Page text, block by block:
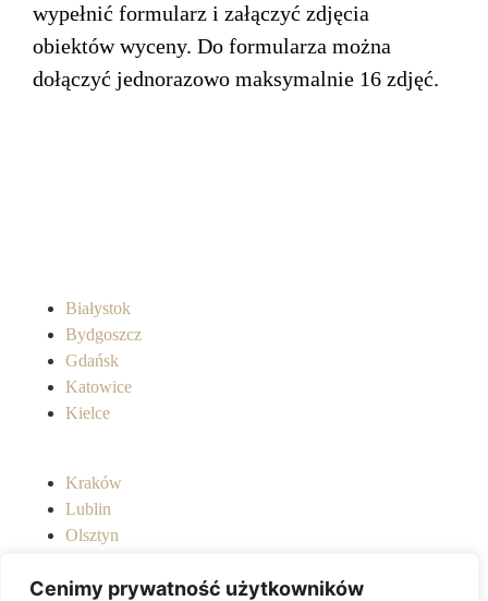
Cenimy prywatność użytkowników
wypełnić formularz i załączyć zdjęcia
obiektów wyceny. Do formularza można
dołączyć jednorazowo maksymalnie 16 zdjęć.
Białystok
Bydgoszcz
Gdańsk
Katowice
Kielce
Kraków
Lublin
Olsztyn
Rzeszów